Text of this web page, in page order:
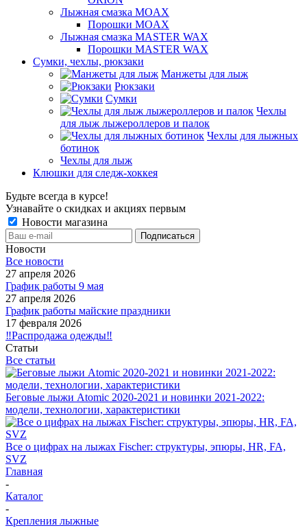
Лыжная смазка MOAX
Порошки MOAX
Лыжная смазка MASTER WAX
Порошки MASTER WAX
Сумки, чехлы, рюкзаки
Манжеты для лыж
Рюкзаки
Сумки
Чехлы
для лыж лыжероллеров и палок
Чехлы для лыжных
ботинок
Чехлы для лыж
Клюшки для следж-хоккея
Будьте всегда в курсе!
Узнавайте о скидках и акциях первым
Новости магазина
Новости
Все новости
27 апреля 2026
График работы 9 мая
27 апреля 2026
График работы майские праздники
17 февраля 2026
‼️Распродажа одежды‼️
Статьи
Все статьи
Беговые лыжи Atomic 2020-2021 и новинки 2021-2022:
модели, технологии, характеристики
Все о цифрах на лыжах Fischer: структуры, эпюры, HR, FA,
SVZ
Главная
-
Каталог
-
Крепления лыжные